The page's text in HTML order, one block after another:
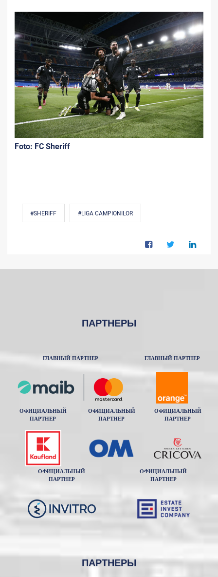
Foto: FC Sheriff
#SHERIFF #LIGA CAMPIONILOR
ПАРТНЕРЫ
ГЛАВНЫЙ ПАРТНЕР ГЛАВНЫЙ ПАРТНЕР
ОФИЦИАЛЬНЫЙ
ПАРТНЕР
ОФИЦИАЛЬНЫЙ
ПАРТНЕР
ОФИЦИАЛЬНЫЙ
ПАРТНЕР
ОФИЦИАЛЬНЫЙ
ПАРТНЕР
ОФИЦИАЛЬНЫЙ
ПАРТНЕР
ПАРТНЕРЫ